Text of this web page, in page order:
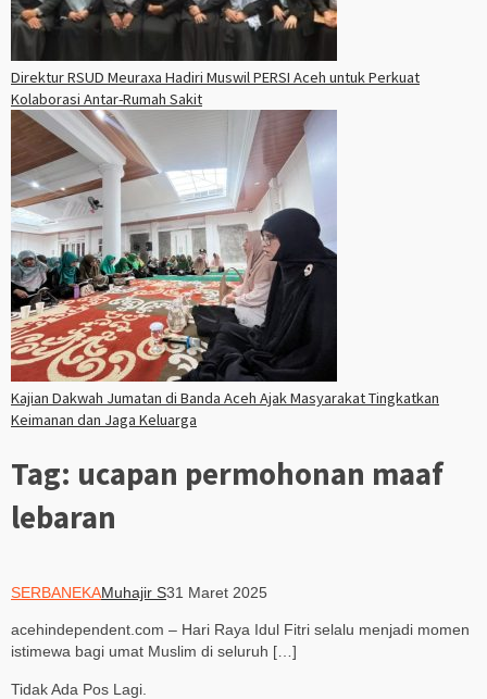
Direktur RSUD Meuraxa Hadiri Muswil PERSI Aceh untuk Perkuat
Kolaborasi Antar-Rumah Sakit
Kajian Dakwah Jumatan di Banda Aceh Ajak Masyarakat Tingkatkan
Keimanan dan Jaga Keluarga
Tag: ucapan permohonan maaf
lebaran
SERBANEKAMuhajir S31 Maret 2025
acehindependent.com – Hari Raya Idul Fitri selalu menjadi momen
istimewa bagi umat Muslim di seluruh […]
Tidak Ada Pos Lagi.